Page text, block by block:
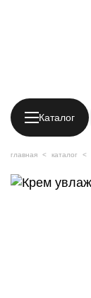
Каталог
главная каталог